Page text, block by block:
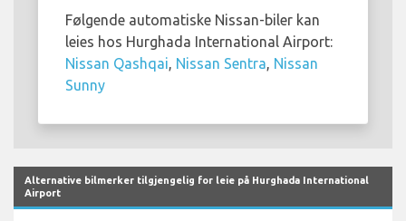
Følgende automatiske Nissan-biler kan
leies hos Hurghada International Airport:
Nissan Qashqai Nissan Sentra Nissan
Sunny
Alternative bilmerker tilgjengelig for leie på Hurghada International
Airport